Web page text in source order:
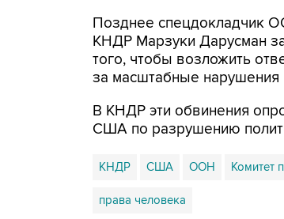
Позднее спецдокладчик
КНДР Марзуки Дарусман
того, чтобы возложить
за масштабные нарушения
В КНДР эти обвинения
США по разрушению
КНДР США ООН Комитет
права человека